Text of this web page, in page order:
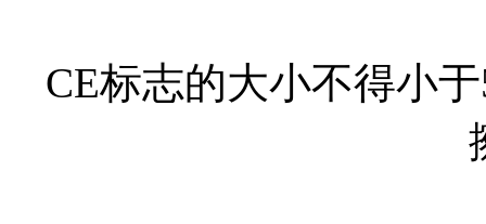
CE标志的大小不得小